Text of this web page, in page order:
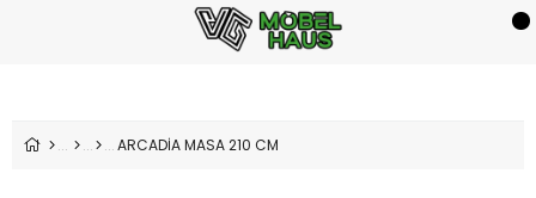
ARCADİA MASA 210 CM